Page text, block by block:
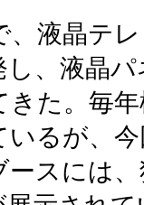
液晶テ
し、液晶
た。毎
るが、
スには